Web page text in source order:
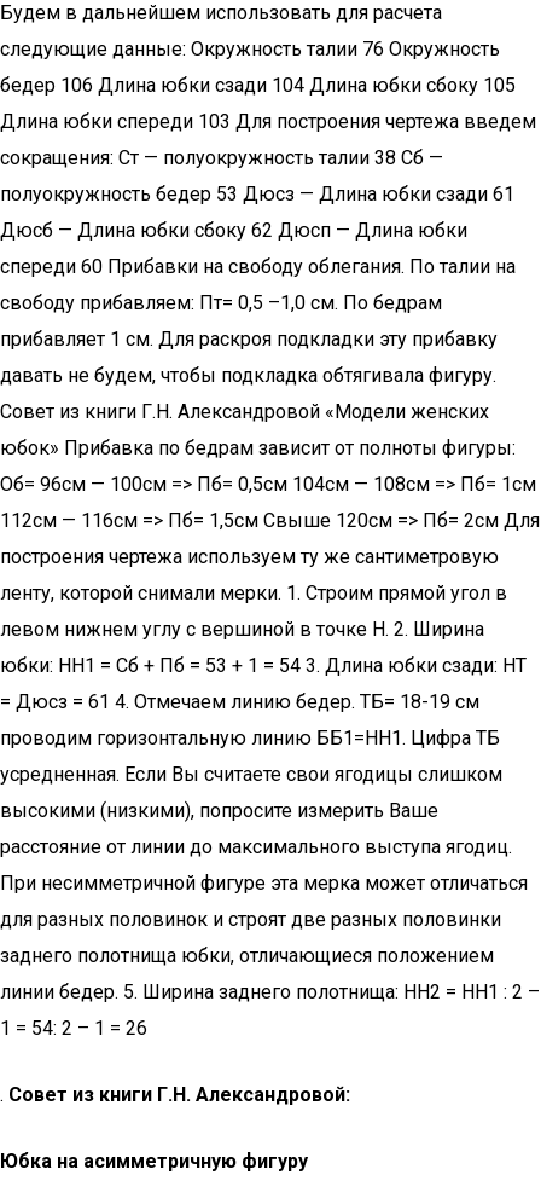
Будем в дальнейшем использовать для расчета
следующие данные: Окружность талии 76 Окружность
бедер 106 Длина юбки сзади 104 Длина юбки сбоку 105
Длина юбки спереди 103 Для построения чертежа введем
сокращения: Ст — полуокружность талии 38 Сб —
полуокружность бедер 53 Дюсз — Длина юбки сзади 61
Дюсб — Длина юбки сбоку 62 Дюсп — Длина юбки
спереди 60 Прибавки на свободу облегания. По талии на
свободу прибавляем: Пт= 0,5 –1,0 см. По бедрам
прибавляет 1 см. Для раскроя подкладки эту прибавку
давать не будем, чтобы подкладка обтягивала фигуру.
Совет из книги Г.Н. Александровой «Модели женских
юбок» Прибавка по бедрам зависит от полноты фигуры:
Об= 96см — 100см => Пб= 0,5см 104см — 108см => Пб= 1см
112см — 116см => Пб= 1,5см Свыше 120см => Пб= 2см Для
построения чертежа используем ту же сантиметровую
ленту, которой снимали мерки. 1. Строим прямой угол в
левом нижнем углу с вершиной в точке Н. 2. Ширина
юбки: НН1 = Сб + Пб = 53 + 1 = 54 3. Длина юбки сзади: НТ
= Дюсз = 61 4. Отмечаем линию бедер. ТБ= 18-19 см
проводим горизонтальную линию ББ1=HH1. Цифра ТБ
усредненная. Если Вы считаете свои ягодицы слишком
высокими (низкими), попросите измерить Ваше
расстояние от линии до максимального выступа ягодиц.
При несимметричной фигуре эта мерка может отличаться
для разных половинок и строят две разных половинки
заднего полотнища юбки, отличающиеся положением
линии бедер. 5. Ширина заднего полотнища: НН2 = НН1 : 2 –
1 = 54: 2 – 1 = 26
. Совет из книги Г.Н. Александровой:
Юбка на асимметричную фигуру